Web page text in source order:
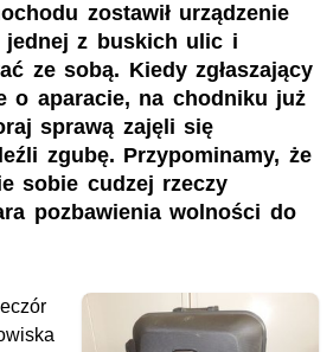
zostawił urządzenie
z buskich ulic i
ze sobą. Kiedy zgłaszający
o aparacie, na chodniku już
sprawą zajęli się
zgubę. Przypominamy, że
sobie cudzej rzeczy
pozbawienia wolności do